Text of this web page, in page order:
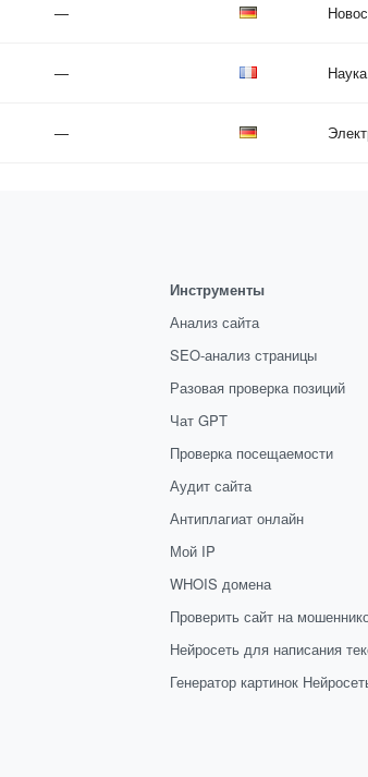
—
—
—
Инструменты
Анализ сайта
SEO-анализ страницы
Разовая проверка позиций
Чат GPT
Проверка посещаемости
Аудит сайта
Антиплагиат онлайн
Мой IP
WHOIS домена
Проверить сайт на
Нейросеть для написания
Генератор картинок